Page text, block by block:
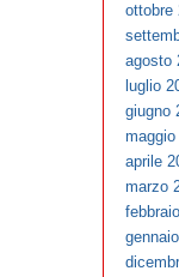
ottobre
agosto
luglio
giugno
maggio
aprile
marzo